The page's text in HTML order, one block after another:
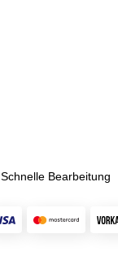
Schnelle Bearbeitung